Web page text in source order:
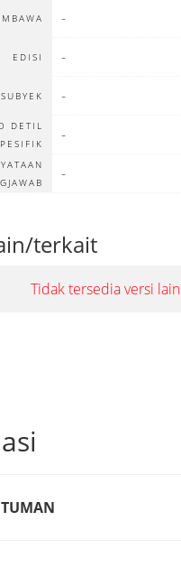
-
EDISI -
SUBYEK -
DETIL
-
-
terkait
Tidak tersedia versi lain